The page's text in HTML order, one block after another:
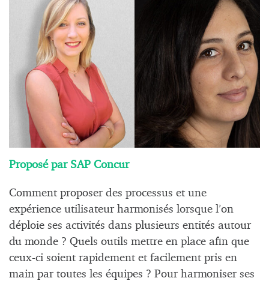
Proposé par SAP Concur
Comment proposer des processus et une
expérience utilisateur harmonisés lorsque l’on
déploie ses activités dans plusieurs entités autour
du monde ? Quels outils mettre en place afin que
ceux-ci soient rapidement et facilement pris en
main par toutes les équipes ? Pour harmoniser ses